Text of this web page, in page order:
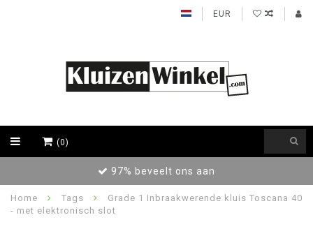
EUR
(0)
97% beveelt ons aan
Home Tags
Grade 1 Inbraakwerende kluis Toscana 40
- met elektronisch slot